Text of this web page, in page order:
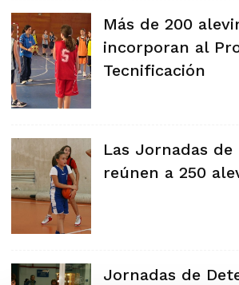
Más de 200
incorporan al
Tecnificación
Las Jornadas de
reúnen a 250
Jornadas de